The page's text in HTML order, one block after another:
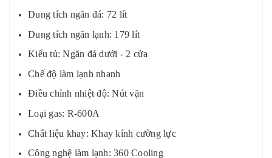
Dung tích ngăn đá: 72 lít
Dung tích ngăn lạnh: 179 lít
Kiểu tủ: Ngăn đá dưới - 2 cửa
Chế độ làm lạnh nhanh
Điều chỉnh nhiệt độ: Nút vặn
Loại gas: R-600A
Chất liệu khay: Khay kính cường lực
Công nghệ làm lạnh: 360 Cooling